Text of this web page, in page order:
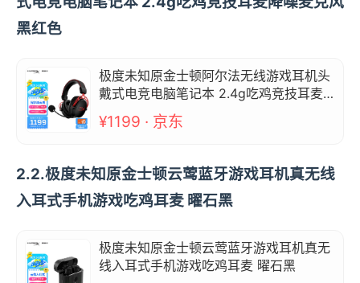
黑红色
极度未知原金士顿阿尔法无线游戏耳机头
戴式电竞电脑笔记本 2.4g吃鸡竞技耳麦
降噪麦克风 黑红色
¥1199 · 京东
2.2.极度未知原金士顿云莺蓝牙游戏耳机真无线
入耳式手机游戏吃鸡耳麦 曜石黑
极度未知原金士顿云莺蓝牙游戏耳机真无
线入耳式手机游戏吃鸡耳麦 曜石黑